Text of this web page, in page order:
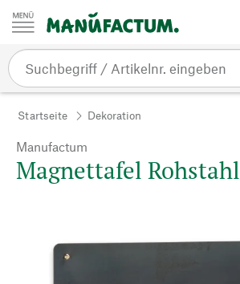
Zum Inhalt springen
Startseite Dekoration
Manufactum
Magnettafel Rohstahl